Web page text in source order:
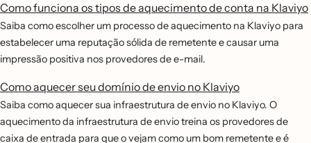
Como funciona os tipos de aquecimento de conta na Klaviyo
Saiba como escolher um processo de aquecimento na Klaviyo para
estabelecer uma reputação sólida de remetente e causar uma
impressão positiva nos provedores de e-mail.
Como aquecer seu domínio de envio no Klaviyo
Saiba como aquecer sua infraestrutura de envio no Klaviyo. O
aquecimento da infraestrutura de envio treina os provedores de
caixa de entrada para que o vejam como um bom remetente e é